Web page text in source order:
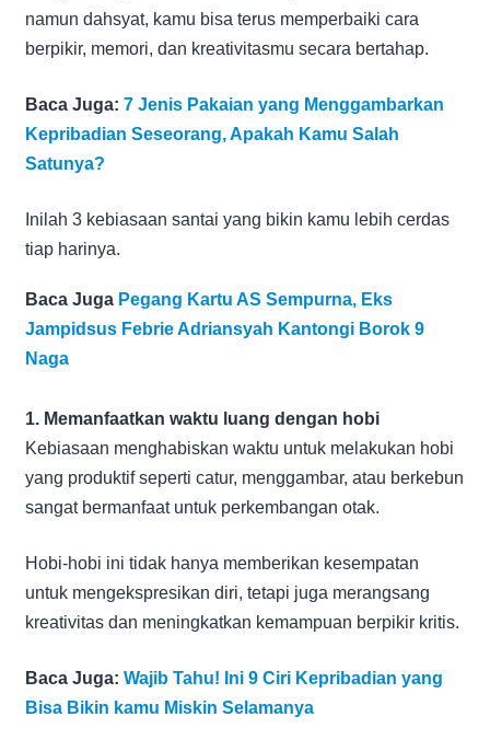
namun dahsyat, kamu bisa terus memperbaiki cara
berpikir, memori, dan kreativitasmu secara bertahap.
Baca Juga: 7 Jenis Pakaian yang Menggambarkan
Kepribadian Seseorang, Apakah Kamu Salah
Satunya?
Inilah 3 kebiasaan santai yang bikin kamu lebih cerdas
tiap harinya.
Baca Juga Pegang Kartu AS Sempurna, Eks
Jampidsus Febrie Adriansyah Kantongi Borok 9
Naga
1. Memanfaatkan waktu luang dengan hobi
Kebiasaan menghabiskan waktu untuk melakukan hobi
yang produktif seperti catur, menggambar, atau berkebun
sangat bermanfaat untuk perkembangan otak.
Hobi-hobi ini tidak hanya memberikan kesempatan
untuk mengekspresikan diri, tetapi juga merangsang
kreativitas dan meningkatkan kemampuan berpikir kritis.
Baca Juga: Wajib Tahu! Ini 9 Ciri Kepribadian yang
Bisa Bikin kamu Miskin Selamanya